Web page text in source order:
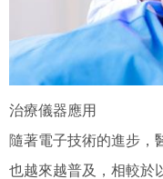
治療儀器應用
隨著電子技術的進步，
也越來越普及，相較於